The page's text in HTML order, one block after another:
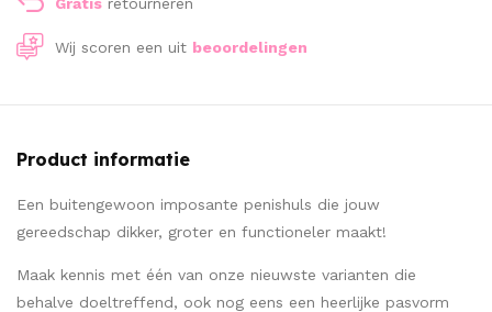
Wij scoren een uit beoordelingen
Product informatie
Een buitengewoon imposante penishuls die jouw
gereedschap dikker, groter en functioneler maakt!
Maak kennis met één van onze nieuwste varianten die
behalve doeltreffend, ook nog eens een heerlijke pasvorm